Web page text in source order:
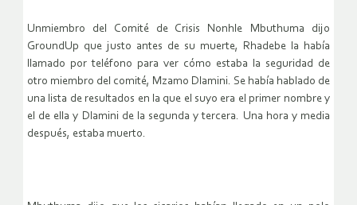
Unmiembro del Comité de Crisis Nonhle Mbuthuma dijo
GroundUp que justo antes de su muerte, Rhadebe la había
llamado por teléfono para ver cómo estaba la seguridad de
otro miembro del comité, Mzamo Dlamini. Se había hablado de
una lista de resultados en la que el suyo era el primer nombre y
el de ella y Dlamini de la segunda y tercera. Una hora y media
después, estaba muerto.